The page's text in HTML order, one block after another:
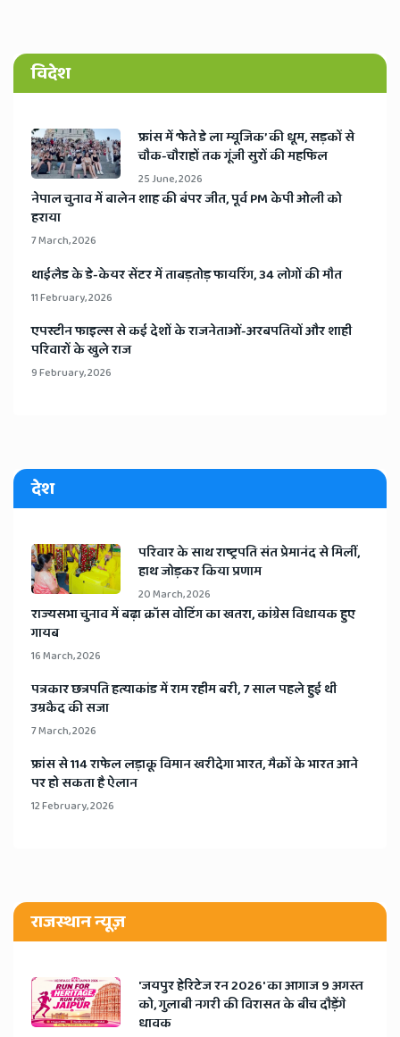
विदेश
​फ्रांस में ‘फेते डे ला म्यूजिक’ की धूम, सड़कों से
चौक-चौराहों तक गूंजी सुरों की महफिल
25 June, 2026
​नेपाल चुनाव में बालेन शाह की बंपर जीत, पूर्व PM केपी ओली को
हराया
7 March, 2026
​थाईलैड के डे-केयर सेंटर में ताबड़तोड़ फायरिंग, 34 लोगों की मौत
11 February, 2026
​एपस्टीन फाइल्स से कई देशों के राजनेताओं-अरबपतियों और शाही
परिवारों के खुले राज
9 February, 2026
देश
​परिवार के साथ राष्ट्रपति संत प्रेमानंद से मिलीं,
हाथ जोड़कर किया प्रणाम
20 March, 2026
​राज्यसभा चुनाव में बढ़ा क्रॉस वोटिंग का खतरा, कांग्रेस विधायक हुए
गायब
16 March, 2026
​पत्रकार छत्रपति हत्याकांड में राम रहीम बरी, 7 साल पहले हुई थी
उम्रकैद की सजा
7 March, 2026
​फ्रांस से 114 राफेल लड़ाकू विमान खरीदेगा भारत, मैक्रों के भारत आने
पर हो सकता है ऐलान
12 February, 2026
राजस्थान न्यूज़
​'जयपुर हेरिटेज रन 2026' का आगाज 9 अगस्त
को, गुलाबी नगरी की विरासत के बीच दौड़ेंगे
धावक